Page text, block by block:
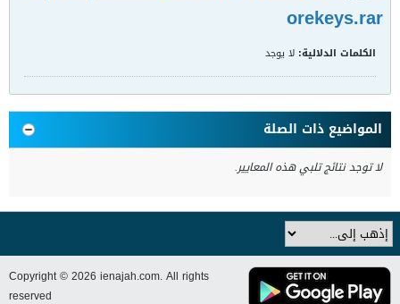
orekeys.rar
الكلمات الدلالية: لا يوجد
المواضيع ذات الصلة
لا توجد نتائج تلبي هذه المعايير.
Copyright © 2026 ienajah.com. All rights
reserved